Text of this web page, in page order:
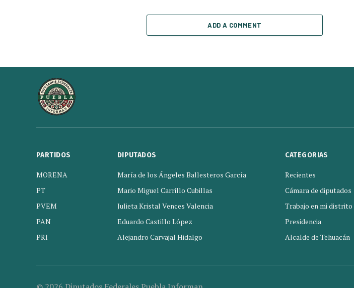
ADD A COMMENT
PARTIDOS
MORENA
PT
PVEM
PAN
PRI
DIPUTADOS
María de los Ángeles Ballesteros García
Mario Miguel Carrillo Cubillas
Julieta Kristal Vences Valencia
Eduardo Castillo López
Alejandro Carvajal Hidalgo
CATEGORIAS
Recientes
Cámara de diputados
Trabajo en mi distrito
Presidencia
Alcalde de Tehuacán